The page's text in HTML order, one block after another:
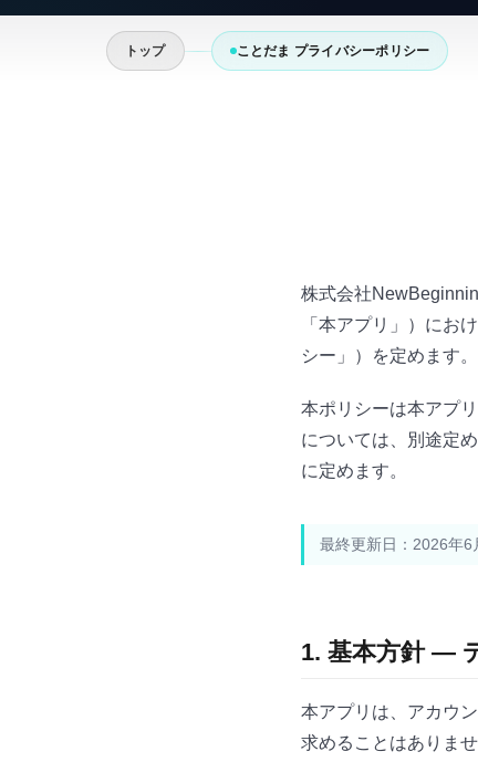
トップ ことだま プライバシーポリシー
株式会社
「本アプリ」）にお
シー」）を定めます。
本ポリシーは本アプ
については、別途定
に定めます。
最終更新日：2026年6
1. 基本方針 —
本アプリは、アカウ
求めることはありませ